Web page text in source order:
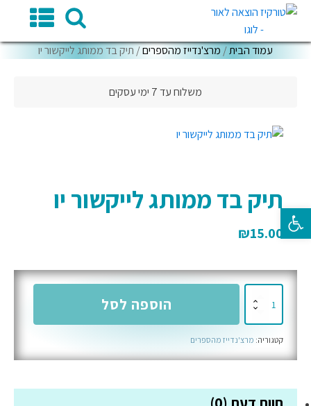
עמוד הבית/ מרצ'נדייז מהספרים/ תיק בד ממותג לייקשור יו
משלוח עד 7 ימי עסקים
תיק בד ממותג לייקשור יו
₪15.00
בד
ממותג
יו
הוספה לסל
קטגוריה: מרצ'נדייז מהספרים
פתח סרגל נגישות